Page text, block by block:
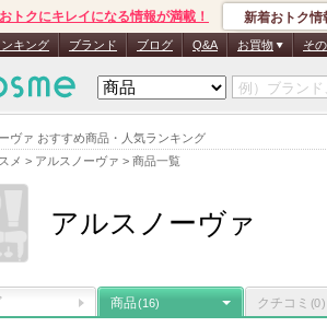
ヴァ おすすめ商品・人気ランキング
メ > アルスノーヴァ > 商品一覧
おトクにキレイになる情報が満載！ 新着おトク情
ンキング ブランド ブログ Q&A お買物 そ
アルスノーヴァ
商品(16) クチコミ (0)